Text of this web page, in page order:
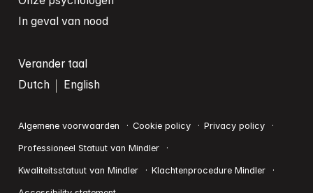
In geval van nood
Verander taal
Dutch
English
Algemene voorwaarden Cookie policy Privacy policy
Professioneel Statuut van Mindler
Kwaliteitsstatuut van Mindler Klachtenprocedure Mindler